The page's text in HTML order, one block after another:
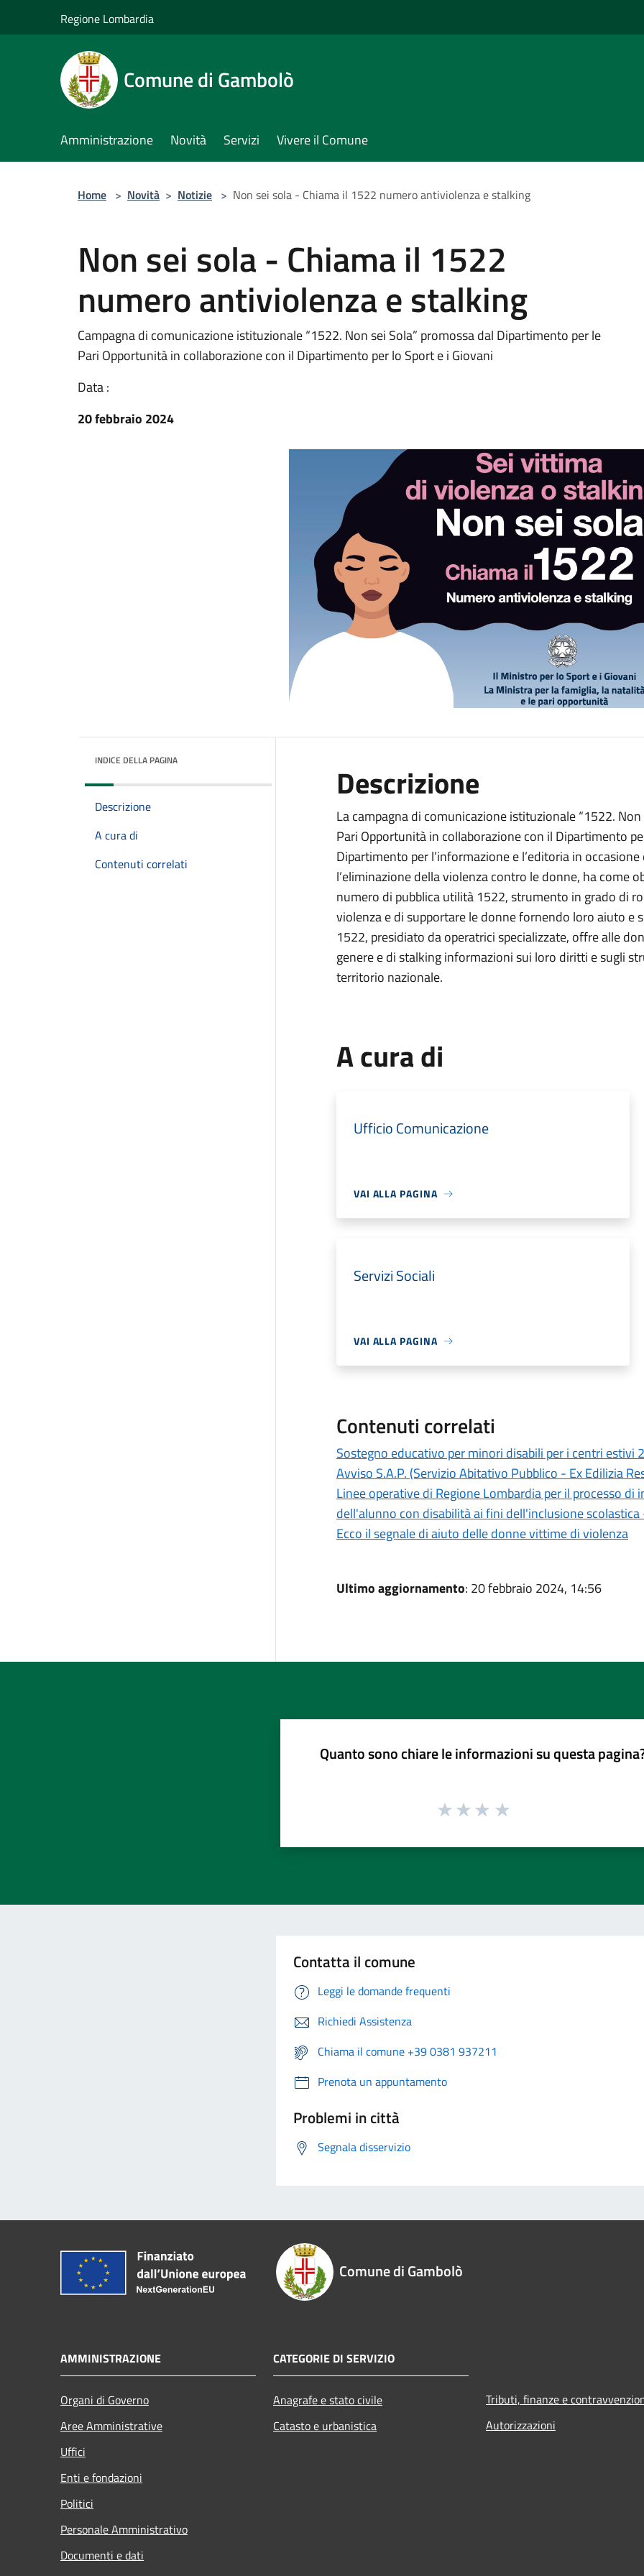
Regione Lombardia
Comune di Gambolò
Amministrazione Novità Servizi Vivere il Comune
Home > Novità > Notizie > Non sei sola - Chiama il 1522 numero antiviolenza e stalking
Non sei sola - Chiama il 1522
numero antiviolenza e stalking
Campagna di comunicazione istituzionale “1522. Non sei Sola” promossa dal Dipartimento per le
Pari Opportunità in collaborazione con il Dipartimento per lo Sport e i Giovani
Data :
20 febbraio 2024
INDICE DELLA PAGINA
Descrizione
A cura di
Contenuti correlati
Descrizione
La campagna di comunicazione istituzionale “1522.
Pari Opportunità in collaborazione con il Dipartimento
Dipartimento per l’informazione e l’editoria in
l’eliminazione della violenza contro le donne, ha come
numero di pubblica utilità 1522, strumento in grado di
violenza e di supportare le donne fornendo loro aiuto e
1522, presidiato da operatrici specializzate, offre alle
genere e di stalking informazioni sui loro diritti e sugli
territorio nazionale.
A cura di
Ufficio Comunicazione
VAI ALLA PAGINA
Servizi Sociali
VAI ALLA PAGINA
Contenuti correlati
Sostegno educativo per minori disabili per i centri estivi
Avviso S.A.P. (Servizio Abitativo Pubblico - Ex Edilizia
Linee operative di Regione Lombardia per il processo
dell'alunno con disabilità ai fini dell'inclusione
Ecco il segnale di aiuto delle donne vittime di violenza
Ultimo aggiornamento: 20 febbraio 2024, 14:56
Quanto sono chiare le informazioni su questa
Contatta il comune
Leggi le domande frequenti
Richiedi Assistenza
Chiama il comune +39 0381 937211
Prenota un appuntamento
Problemi in città
Segnala disservizio
Comune di Gambolò
AMMINISTRAZIONE
Organi di Governo
Aree Amministrative
Uffici
Enti e fondazioni
Politici
Personale Amministrativo
Documenti e dati
CATEGORIE DI SERVIZIO
Anagrafe e stato civile
Catasto e urbanistica
Tributi, finanze e
Autorizzazioni